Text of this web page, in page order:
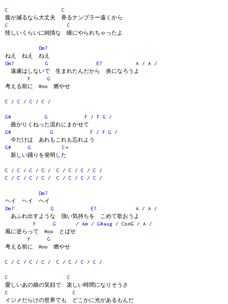
C
C
腹が減るなら大丈夫 香るナンプラー遠くから
C
C
怪しいくらいに純情な 瞳にやられちゃったよ
Dm7
ねえ ねえ ねえ
Dm7
G E7 A / A /
遠慮はしないで 生まれたんだから 炎になろうよ
F
G
考える前に Woo 燃やせ
C / C / C / C /
G# G F / F G /
曲がりくねった流れにまかせて
G#
G F / F G /
今だけは あれもこれも忘れよう
G#
G C→
新しい踊りを発明した
C / C / C / C / C / C / C / C /
C / C / C / C / C / C / C / C /
Dm7
ヘイ ヘイ ヘイ
Dm7
G E7 A / A /
あふれ出すような 強い気持ちを こめて歌おうよ
F
G / Am / G#aug / ConG / A /
風に逆らって Woo とばせ
F
G
考える前に Woo 燃やせ
C / C / C / C / C / C / C / C /
C
C
愛しいあの娘の笑顔で 楽しい時間になりそうさ
C
C
イジメだらけの世界でも どこかに光があるもんだ